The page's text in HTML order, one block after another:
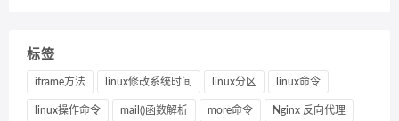
标签
iframe方法 linux修改系统时间 linux分区 linux命令
linux操作命令 mail()函数解析 more命令 Nginx 反向代理